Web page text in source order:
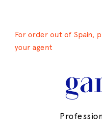
For order out of Spain,
your agent